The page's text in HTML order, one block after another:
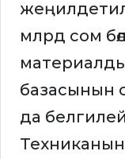
млрд сом
базасынын
да